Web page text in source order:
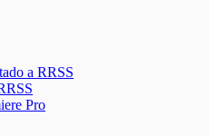
a RRSS
Pro